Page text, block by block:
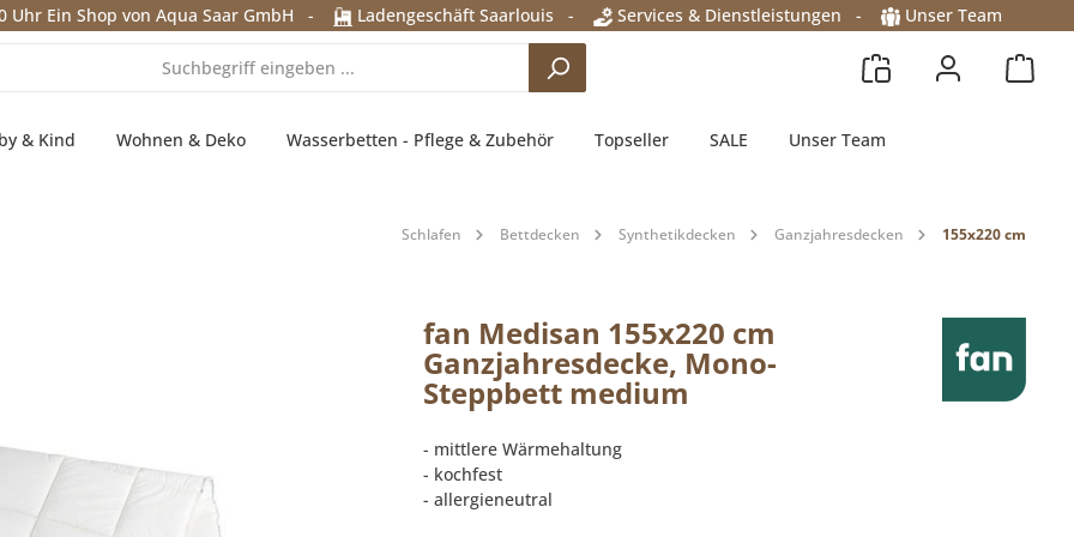
Uhr Ein Shop von Aqua Saar GmbH - Ladengeschäft Saarlouis - Services & Dienstleistungen - Unser Team
& Kind Wohnen & Deko Wasserbetten - Pflege & Zubehör Topseller SALE Unser Team
Schlafen Bettdecken Synthetikdecken Ganzjahresdecken 155x220 cm
fan Medisan 155x220 cm
Ganzjahresdecke, Mono-
Steppbett medium
- mittlere Wärmehaltung
- kochfest
- allergieneutral